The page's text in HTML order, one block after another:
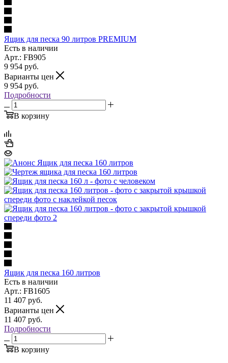
Ящик для песка 90 литров PREMIUM
Есть в наличии
Арт.: FB905
9 954 руб.
Варианты цен
9 954 руб.
Подробности
В корзину
Ящик для песка 160 литров
Есть в наличии
Арт.: FB1605
11 407 руб.
Варианты цен
11 407 руб.
Подробности
В корзину